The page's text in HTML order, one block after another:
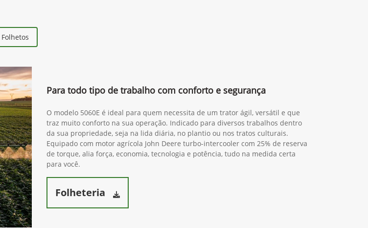
Folhetos
Para todo tipo de trabalho com conforto e segurança
O modelo 5060E é ideal para quem necessita de um trator ágil, versátil e que
traz muito conforto na sua operação. Indicado para diversos trabalhos dentro
da sua propriedade, seja na lida diária, no plantio ou nos tratos culturais.
Equipado com motor agrícola John Deere turbo-intercooler com 25% de reserva
de torque, alia força, economia, tecnologia e potência, tudo na medida certa
para você.
Folheteria